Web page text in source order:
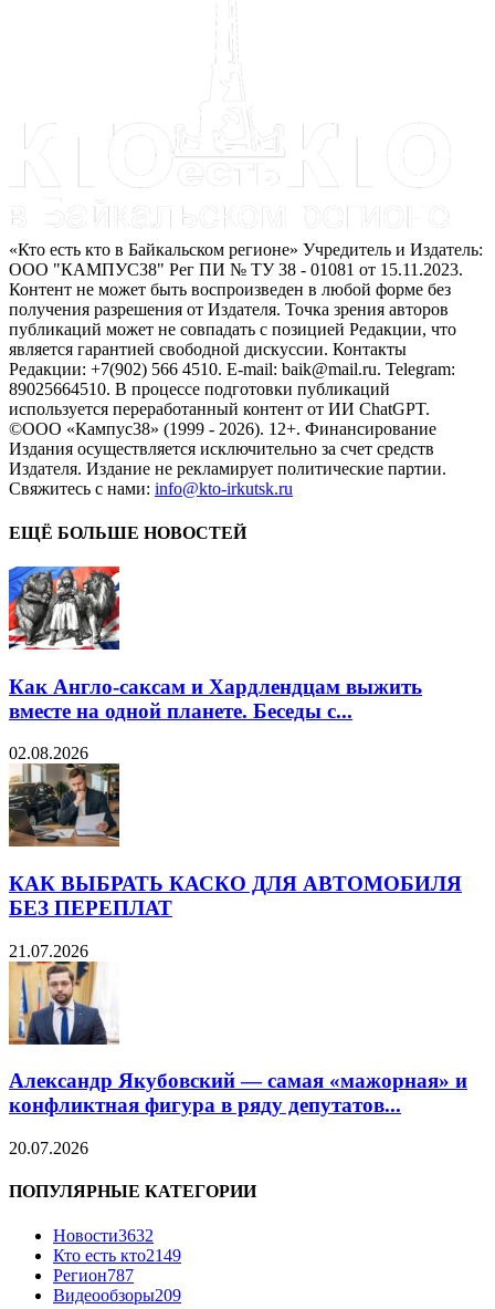
«Кто есть кто в Байкальском регионе» Учредитель и Издатель:
ООО "КАМПУС38" Рег ПИ № ТУ 38 - 01081 от 15.11.2023.
Контент не может быть воспроизведен в любой форме без
получения разрешения от Издателя. Точка зрения авторов
публикаций может не совпадать с позицией Редакции, что
является гарантией свободной дискуссии. Контакты
Редакции: +7(902) 566 4510. E-mail: baik@mail.ru. Telegram:
89025664510. В процессе подготовки публикаций
используется переработанный контент от ИИ ChatGPT.
©ООО «Кампус38» (1999 - 2026). 12+. Финансирование
Издания осуществляется исключительно за счет средств
Издателя. Издание не рекламирует политические партии.
Свяжитесь с нами: info@kto-irkutsk.ru
ЕЩЁ БОЛЬШЕ НОВОСТЕЙ
Как Англо-саксам и Хардлендцам выжить
вместе на одной планете. Беседы с...
02.08.2026
КАК ВЫБРАТЬ КАСКО ДЛЯ АВТОМОБИЛЯ
БЕЗ ПЕРЕПЛАТ
21.07.2026
Александр Якубовский — самая «мажорная» и
конфликтная фигура в ряду депутатов...
20.07.2026
ПОПУЛЯРНЫЕ КАТЕГОРИИ
Новости3632
Кто есть кто2149
Регион787
Видеообзоры209